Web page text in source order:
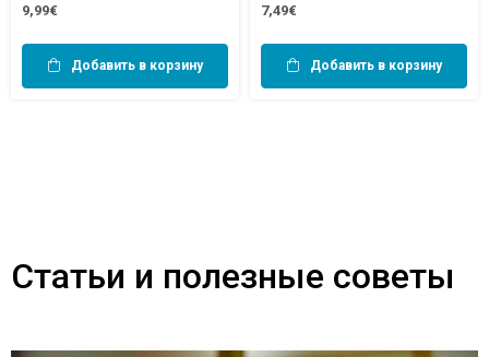
9,99€
Добавить в корзину
7,49€
Добавить в корзину
Статьи и полезные советы